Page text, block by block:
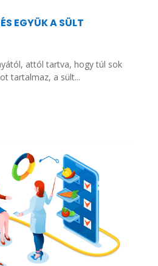
EGYÜK A SÜLT
attól tartva, hogy túl sok
tartalmaz, a sült...